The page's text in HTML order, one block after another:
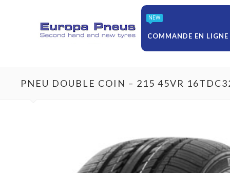
NEW
COMMANDE EN LIGNE
PNEU DOUBLE COIN – 215 45VR